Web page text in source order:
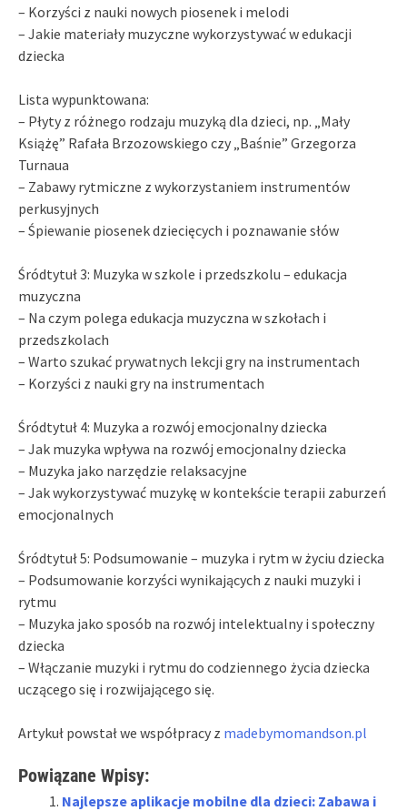
– Korzyści z nauki nowych piosenek i melodi
– Jakie materiały muzyczne wykorzystywać w edukacji
dziecka
Lista wypunktowana:
– Płyty z różnego rodzaju muzyką dla dzieci, np. „Mały
Książę” Rafała Brzozowskiego czy „Baśnie” Grzegorza
Turnaua
– Zabawy rytmiczne z wykorzystaniem instrumentów
perkusyjnych
– Śpiewanie piosenek dziecięcych i poznawanie słów
Śródtytuł 3: Muzyka w szkole i przedszkolu – edukacja
muzyczna
– Na czym polega edukacja muzyczna w szkołach i
przedszkolach
– Warto szukać prywatnych lekcji gry na instrumentach
– Korzyści z nauki gry na instrumentach
Śródtytuł 4: Muzyka a rozwój emocjonalny dziecka
– Jak muzyka wpływa na rozwój emocjonalny dziecka
– Muzyka jako narzędzie relaksacyjne
– Jak wykorzystywać muzykę w kontekście terapii zaburzeń
emocjonalnych
Śródtytuł 5: Podsumowanie – muzyka i rytm w życiu dziecka
– Podsumowanie korzyści wynikających z nauki muzyki i
rytmu
– Muzyka jako sposób na rozwój intelektualny i społeczny
dziecka
– Włączanie muzyki i rytmu do codziennego życia dziecka
uczącego się i rozwijającego się.
Artykuł powstał we współpracy z madebymomandson.pl
Powiązane Wpisy:
Najlepsze aplikacje mobilne dla dzieci: Zabawa i